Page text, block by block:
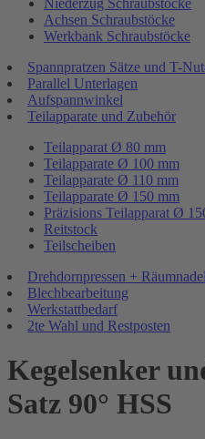
Niederzug Schraubstöcke
Achsen Schraubstöcke
Werkbank Schraubstöcke
Spannpratzen Sätze und T-
Parallel Unterlagen
Aufspannwinkel
Teilapparate und Zubehör
Teilapparat Ø 80 mm
Teilapparate Ø 100 mm
Teilapparate Ø 110 mm
Teilapparate Ø 150 mm
Präzisions Teilapparat Ø
Reitstock
Teilscheiben
Drehdornpressen +
Blechbearbeitung
Werkstattbedarf
2te Wahl und Restposten
Kegelsenker
Satz 90° HSS